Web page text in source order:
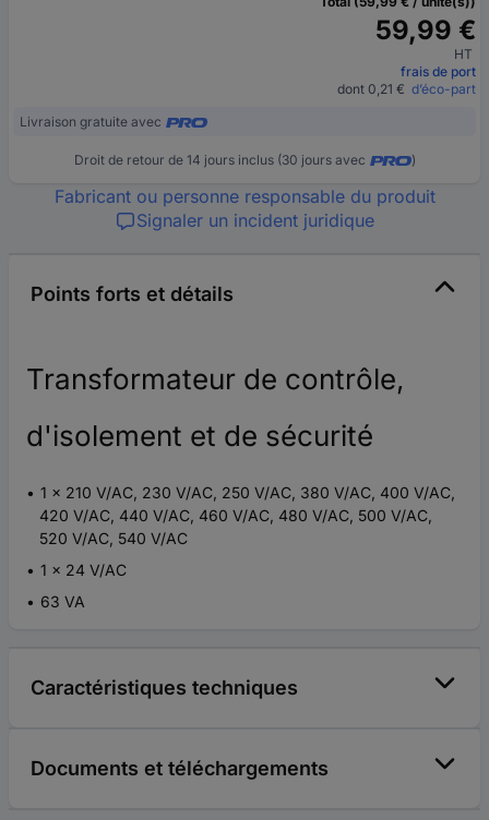
59,99 €
HT
frais de port
dont 0,21 € d’éco-part
Livraison gratuite avec
Droit de retour de 14 jours inclus (30 jours avec )
Fabricant ou personne responsable du produit
Signaler un incident juridique
Points forts et détails
Transformateur de contrôle,
d'isolement et de sécurité
1 x 210 V/AC, 230 V/AC, 250 V/AC, 380 V/AC, 400 V/AC,
420 V/AC, 440 V/AC, 460 V/AC, 480 V/AC, 500 V/AC,
520 V/AC, 540 V/AC
1 x 24 V/AC
63 VA
Caractéristiques techniques
Documents et téléchargements